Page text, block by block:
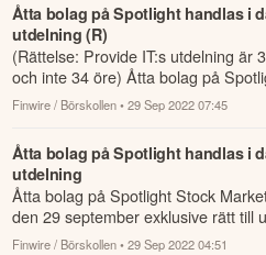
Åtta bolag på Spotlight handlas i
utdelning (R)
(Rättelse: Provide IT:s utdelning är
och inte 34 öre) Åtta bolag på Spotlight Stock
Market handlas i dag den 29
Finwire / Börskollen • 29 Sep 2022 07:45
Åtta bolag på Spotlight handlas i
utdelning
Åtta bolag på Spotlight Stock
den 29 september exklusive rätt till
följande: * Aquaticus Real Estate ...
Finwire / Börskollen • 29 Sep 2022 04:51